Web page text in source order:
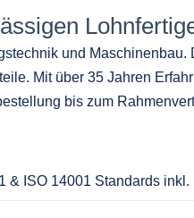
und Maschinenbau.
Mit über 35 Jahren
bis zum
& ISO 14001 Standards